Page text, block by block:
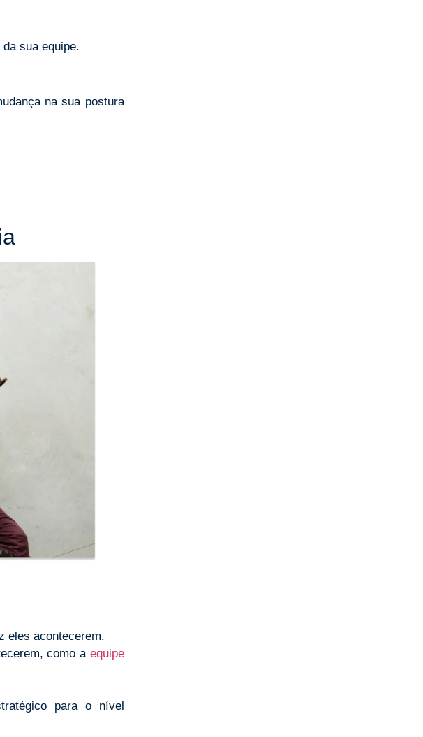
sua equipe.
na sua postura
eles acontecerem.
como a equipe
para o nível